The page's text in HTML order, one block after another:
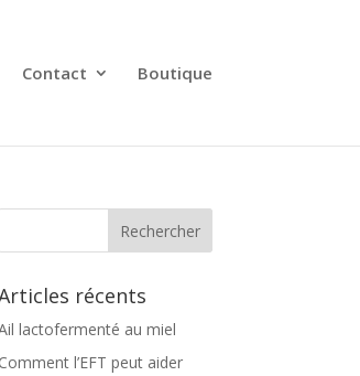
Contact Boutique
récents
lactofermenté au miel
Comment l’EFT peut aider